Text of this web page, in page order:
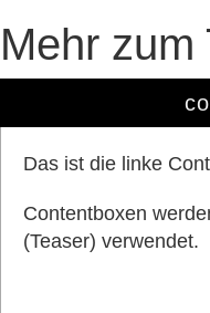
Mehr
Das ist die linke
Contentboxen
(Teaser) verwendet.